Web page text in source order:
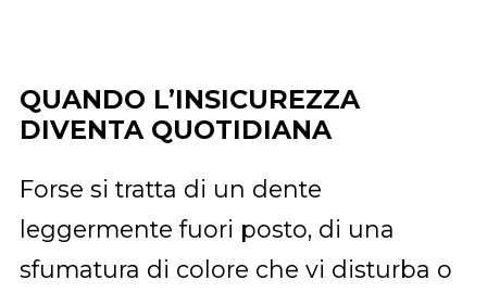
QUANDO L’INSICUREZZA
DIVENTA QUOTIDIANA
Forse si tratta di un dente
leggermente fuori posto, di una
sfumatura di colore che vi disturba o